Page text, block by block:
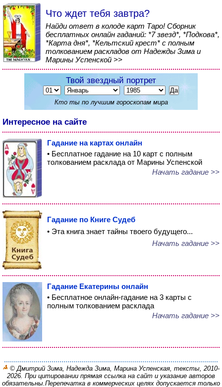
Что ждет тебя завтра?
Найди ответ в колоде карт Таро! Сборник
бесплатных онлайн гаданий: *7 звезд*, *Подкова*,
*Карта дня*, *Кельтский крест* с полным
толкованием раскладов от Надежды Зима и
Марины Успенской >>
Твой звездный портрет
Кто ты по лучшим гороскопам мира
Интересное на сайте
Гадание на картах онлайн
• Бесплатное гадание на 10 карт с полным
толкованием расклада от Марины Успенской
Начать гадание >>
Гадание по Книге Судеб
• Эта книга знает тайны твоего будущего...
Начать гадание >>
Гадание Екатерины онлайн
• Бесплатное онлайн-гадание на 3 карты с
полным толкованием расклада
Начать гадание >>
© Дмитрий Зима, Надежда Зима, Марина Успенская, тексты, 2010-
2026. При цитировании прямая ссылка на сайт и указание авторов
обязательны.Перепечатка в коммерческих целях допускается только